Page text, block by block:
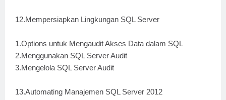
12.Mempersiapkan Lingkungan SQL Server
1.Options untuk Mengaudit Akses Data dalam SQL
2.Menggunakan SQL Server Audit
3.Mengelola SQL Server Audit
13.Automating Manajemen SQL Server 2012